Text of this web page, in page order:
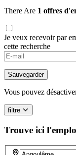
There Are 1 offres
Je veux recevoir par
cette recherche
If
you
are
a
human,
this
field
Sauvegarder
Vous pouvez
filtre
Trouve ici